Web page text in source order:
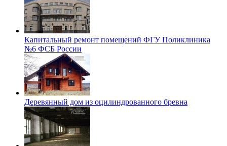
Капитальный ремонт помещений ФГУ Поликлиника
№6 ФСБ России
Деревянный дом из оцилиндрованного бревна